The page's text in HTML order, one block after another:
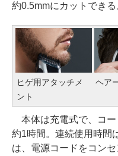
約0.5mmにカットできる
ヒゲ用アタッチメ
ント
ヘア
本体は充電式で、コー
約1時間。連続使用時間
は、電源コードをコン